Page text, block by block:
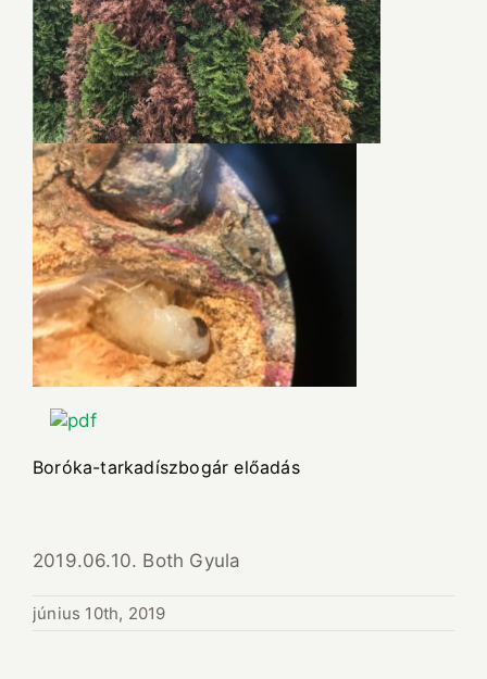
Boróka-tarkadíszbogár előadás
2019.06.10. Both Gyula
június 10th, 2019